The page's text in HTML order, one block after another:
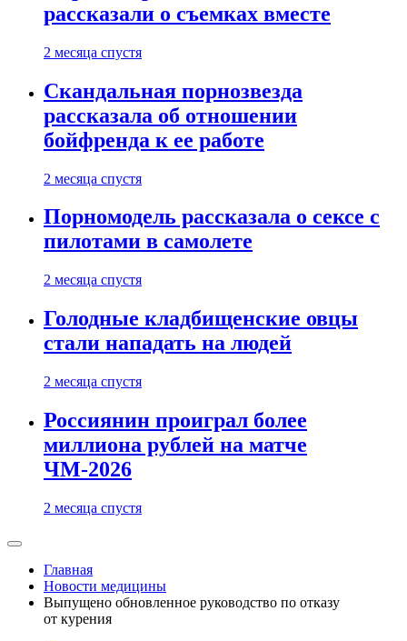
рассказали о съемках вместе
2 месяца спустя
Скандальная порнозвезда
рассказала об отношении
бойфренда к ее работе
2 месяца спустя
Порномодель рассказала о сексе с
пилотами в самолете
2 месяца спустя
Голодные кладбищенские овцы
стали нападать на людей
2 месяца спустя
Россиянин проиграл более
миллиона рублей на матче
ЧМ-2026
2 месяца спустя
Главная
Новости медицины
Выпущено обновленное руководство по отказу
от курения